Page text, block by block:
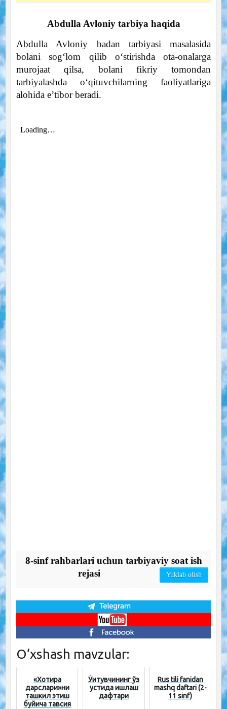
Abdulla Avloniy tarbiya haqida
Abdulla Avloniy badan tarbiyasi masalasida
bolani sog‘lom qilib o‘stirishda ota-onalarga
murojaat qilsa, bolani fikriy tomondan
tarbiyalashda o‘qituvchilarning faoliyatlariga
alohida e’tibor beradi.
8-sinf rahbarlari uchun tarbiyaviy soat ish
rejasi
Yuklab olish
O‘xshash mavzular:
«Хотира
дарслари»ни
ташкил этиш
буйича тавсия
Ўқитувчининг ўз
устида ишлаш
дафтари
Rus tili fanidan
mashq daftari (2-
11 sinf)